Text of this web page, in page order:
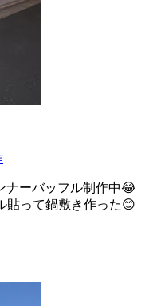
ナーバッフル制作中😂
貼って鍋敷き作った😊